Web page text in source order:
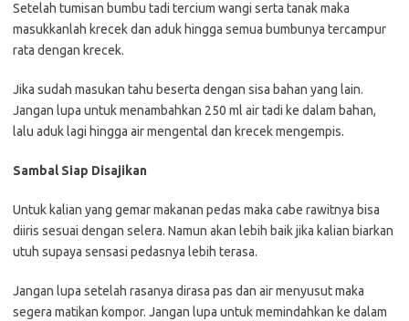
Setelah tumisan bumbu tadi tercium wangi serta tanak maka
masukkanlah krecek dan aduk hingga semua bumbunya tercampur
rata dengan krecek.
Jika sudah masukan tahu beserta dengan sisa bahan yang lain.
Jangan lupa untuk menambahkan 250 ml air tadi ke dalam bahan,
lalu aduk lagi hingga air mengental dan krecek mengempis.
Sambal Siap Disajikan
Untuk kalian yang gemar makanan pedas maka cabe rawitnya bisa
diiris sesuai dengan selera. Namun akan lebih baik jika kalian biarkan
utuh supaya sensasi pedasnya lebih terasa.
Jangan lupa setelah rasanya dirasa pas dan air menyusut maka
segera matikan kompor. Jangan lupa untuk memindahkan ke dalam